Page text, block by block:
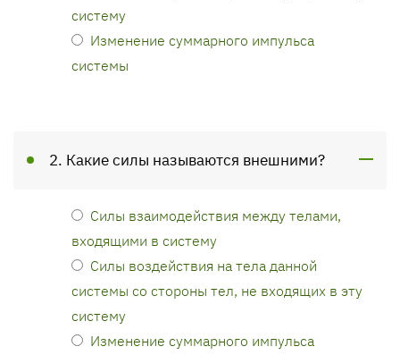
систему
Изменение суммарного импульса
системы
2. Какие силы называются внешними?
Силы взаимодействия между телами,
входящими в систему
Силы воздействия на тела данной
системы со стороны тел, не входящих в эту
систему
Изменение суммарного импульса